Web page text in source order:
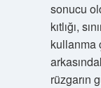
sonucu
kıtlığı,
kullanma
rüzgarın